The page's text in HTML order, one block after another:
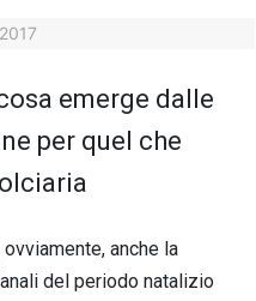
emerge dalle
per quel che
anche la
del periodo natalizio